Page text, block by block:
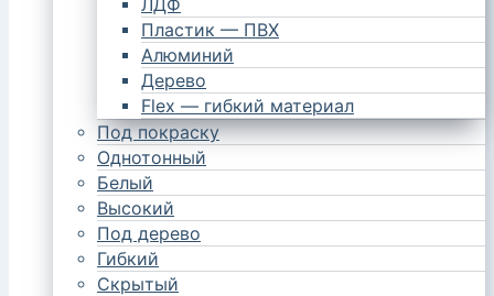
ЛДФ
Пластик — ПВХ
Алюминий
Дерево
Flex — гибкий материал
Под покраску
Однотонный
Белый
Высокий
Под дерево
Гибкий
Скрытый